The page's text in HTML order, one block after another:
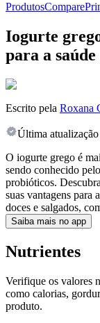
ProdutosCompare
Iogurte
para a
Escrito pela Roxana
Última
O iogurte grego é
sendo conhecido
probióticos.
suas vantagens para
doces e salgados,
Saiba mais no app
Nutrientes
Verifique os valores
como calorias,
produto.